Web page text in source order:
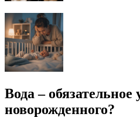
Вода – обязательное
новорожденного?